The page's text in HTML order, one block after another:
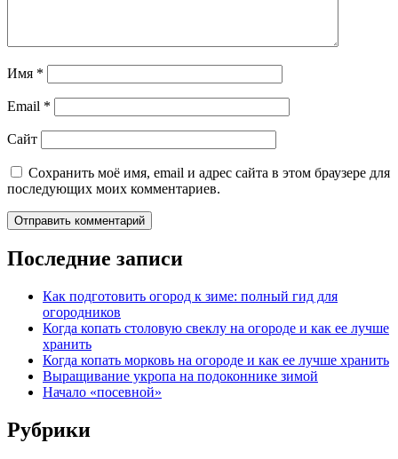
Имя *
Email *
Сайт
Сохранить моё имя, email и адрес сайта в этом браузере для
последующих моих комментариев.
Последние записи
Как подготовить огород к зиме: полный гид для
огородников
Когда копать столовую свеклу на огороде и как ее лучше
хранить
Когда копать морковь на огороде и как ее лучше хранить
Выращивание укропа на подоконнике зимой
Начало «посевной»
Рубрики